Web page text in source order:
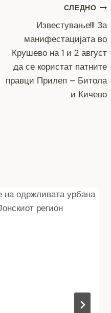
p
p
n
k
СЛЕДНО
Известување!!! За
манифестацијата во
Крушево на 1 и 2 август
да се користат патните
правци Прилеп – Битола
и Кичево